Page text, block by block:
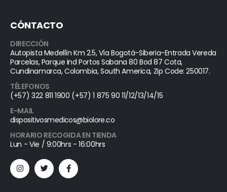
CÓNTACTO
DIRECCIÓN
Autopista Medellín Km 2.5, Vía Bogotá-Siberia-Entrada Vereda
Parcelas, Parque Ind Portos Sabana 80 Bod 87 Cota,
Cundinamarca, Colombia, South America, Zip Code: 250017.
TÉLEFONOS
(+57) 322 811 1900 (+57) 1 875 90 11/12/13/14/15
E-MAIL
dispositivosmedicos@biolore.co
HORARIO RECOGIDA EN TIENDA
Lun - Vie / 9:00hrs - 16:00hrs